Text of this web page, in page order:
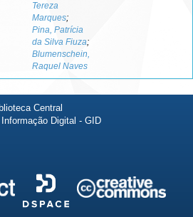
Tereza
Marques;
Pina, Patrícia
da Silva Fiuza;
Blumenschein,
Raquel Naves
Central
Digital - GID